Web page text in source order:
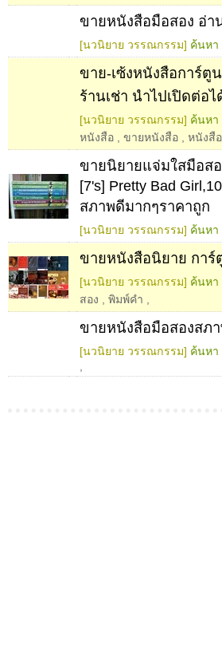
ขายหนังสือมือสอง อ่า
[นวนิยาย วรรณกรรม] ค้นหา
ขาย-เซ้งหนังสือการ์ตู
ร้านเช่า นำไปเปิดต่อ
[นวนิยาย วรรณกรรม] ค้นหา
หนังสือ
ขายหนังสือ หนังสื
ขายนิยายแจ่มใสมือสอ
[7's] Pretty Bad
สภาพดีมากๆราคาถูก
[นวนิยาย วรรณกรรม] ค้นหา
ขายหนังสือนิยาย การ์
[นวนิยาย วรรณกรรม] ค้นหา
สอง
พิมพ์คำ
ขายหนังสือมือสองสภา
[นวนิยาย วรรณกรรม] ค้นหา